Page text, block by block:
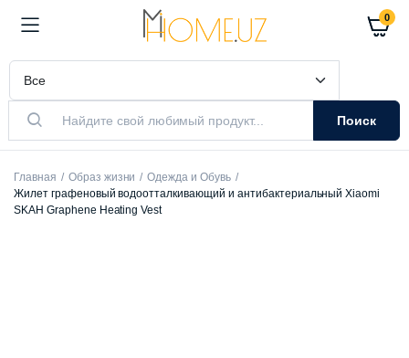
0
Поиск
Главная Образ жизни
Одежда и Обувь
Жилет графеновый водоотталкивающий и антибактериальный Xiaomi
SKAH Graphene Heating Vest